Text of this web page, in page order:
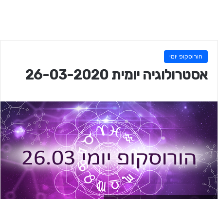
הורוסקופ יומי
אסטרולוגיה יומית 26-03-2020